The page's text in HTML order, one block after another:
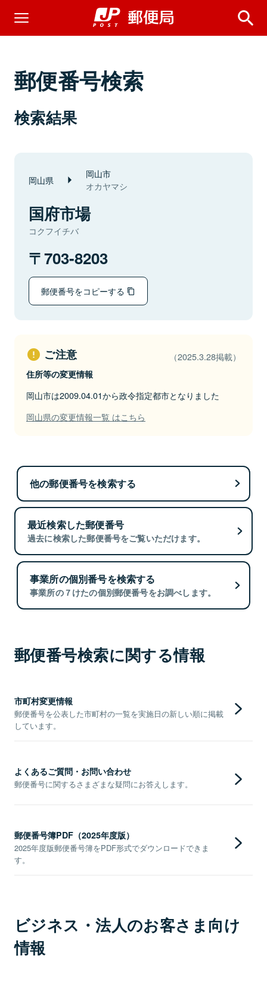
郵便番号検索
検索結果
岡山県 岡山市
オカヤマシ
国府市場
コクフイチバ
703-8203
郵便番号をコピーする
ご注意 （2025.3.28掲載）
住所等の変更情報
岡山市は2009.04.01から政令指定都市となりました
岡山県の変更情報一覧 はこちら
他の郵便番号を検索する
最近検索した郵便番号
過去に検索した郵便番号をご覧いただけます。
事業所の個別番号を検索する
事業所の７けたの個別郵便番号をお調べします。
郵便番号検索に関する情報
市町村変更情報
郵便番号を公表した市町村の一覧を実施日の新しい順に掲載
しています。
よくあるご質問・お問い合わせ
郵便番号に関するさまざまな疑問にお答えします。
郵便番号簿PDF（2025年度版）
2025年度版郵便番号簿をPDF形式でダウンロードできま
す。
ビジネス・法人のお客さま向け
情報